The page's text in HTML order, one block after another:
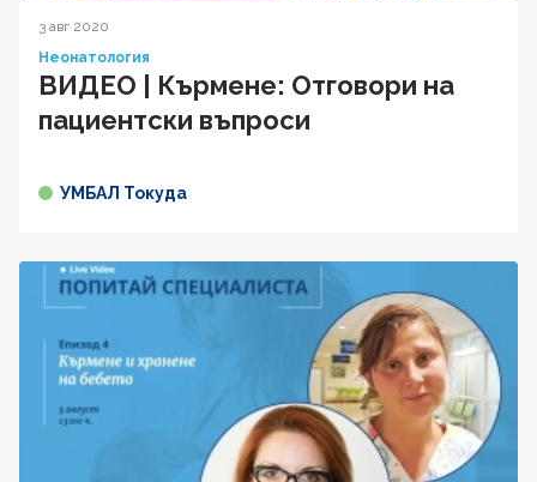
3 авг 2020
Неонатология
ВИДЕО | Кърмене: Отговори на
пациентски въпроси
УМБАЛ Токуда